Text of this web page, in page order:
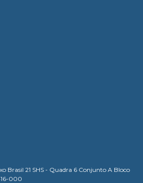
Brasil 21 SHS - Quadra 6 Conjunto A Bloco
000